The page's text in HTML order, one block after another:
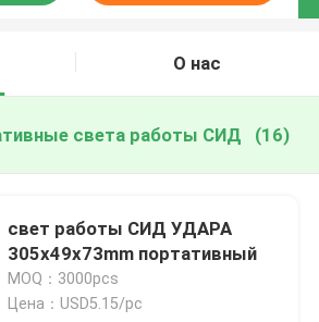
О нас
света работы СИД (16)
свет работы СИД УДАРА
305x49x73mm портативный
MOQ：3000pcs
Цена：USD5.15/pc